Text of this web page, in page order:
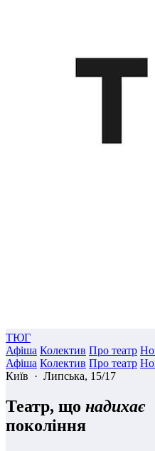
ТЮГ
Афіша Колектив Про театр
Афіша Колектив Про театр
Київ · Липська, 15/17
Театр, що надихає
покоління